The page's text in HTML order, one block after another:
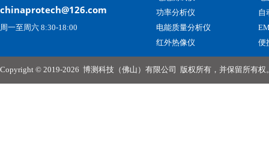
chinaprotech@126.com
周一至周六 8:30-18:00
功率分析仪
电能质量分析仪
红外热像仪
自
便
Copyright © 2019-2026 博测科技（佛山）有限公司 版权所有，并保留所有